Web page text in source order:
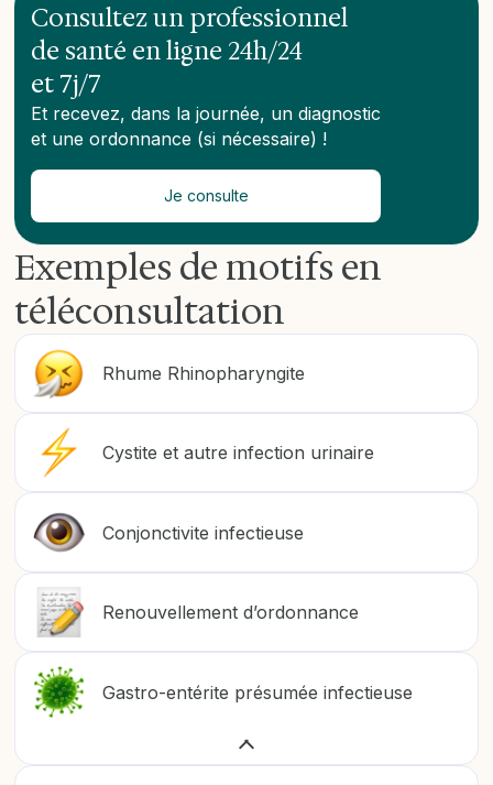
Consultez un professionnel
de santé en ligne 24h/24
et 7j/7
Et recevez, dans la journée, un diagnostic
et une ordonnance (si nécessaire) !
Je consulte
Exemples de motifs en
téléconsultation
Rhume Rhinopharyngite
Cystite et autre infection urinaire
Conjonctivite infectieuse
Renouvellement d’ordonnance
Gastro-entérite présumée infectieuse